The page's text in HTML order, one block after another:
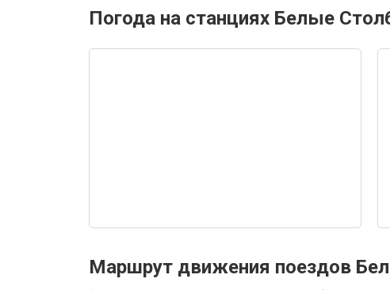
Погода на станциях Белые
Маршрут движения поездов